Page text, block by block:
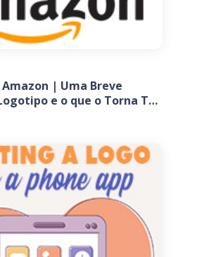
| Uma Breve
e o que o Torna Tão